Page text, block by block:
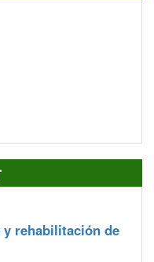
rehabilitación de